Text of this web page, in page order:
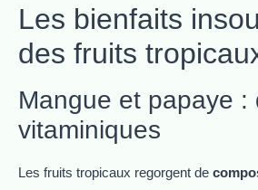
Les bienfaits
des fruits
Mangue et papaye :
vitaminiques
Les fruits tropicaux regorgent de